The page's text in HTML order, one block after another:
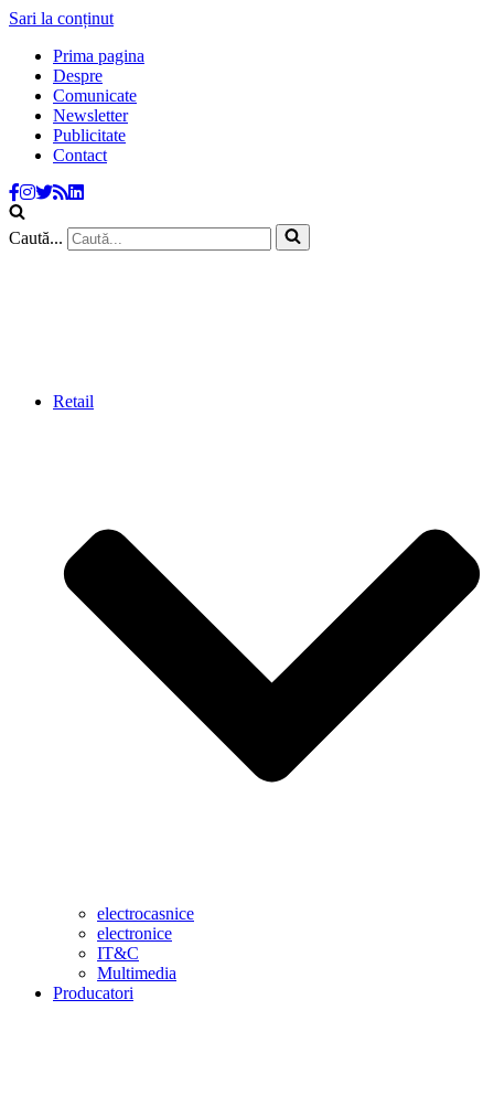
Sari la conținut
Prima pagina
Despre
Comunicate
Newsletter
Publicitate
Contact
Caută...
Retail
electrocasnice
electronice
IT&C
Multimedia
Producatori